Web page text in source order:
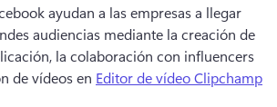
ayudan a las empresas a llegar
audiencias mediante la creación de
la colaboración con influencers
de vídeos en Editor de vídeo Clipchamp